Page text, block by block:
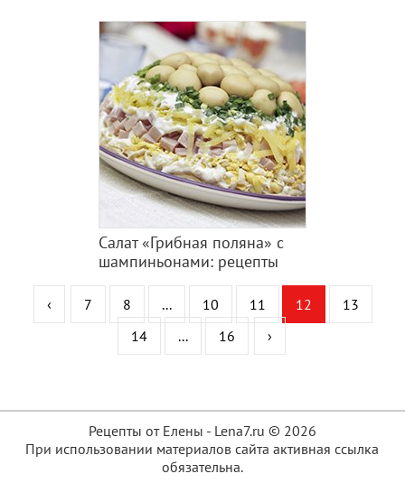
Салат «Грибная поляна» с
шампиньонами: рецепты
‹ 7 8 ... 10 11 12
13
14
... 16 ›
Рецепты от Елены - Lena7.ru © 2026
При использовании материалов сайта активная ссылка
обязательна.